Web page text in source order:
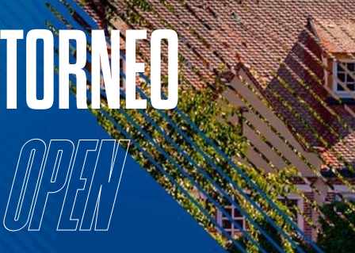
CALENDARIO
TORNEOS
NOTICIAS
MULTIMEDIA
SCOREBOARD
STREAMING
TORNEO
Open